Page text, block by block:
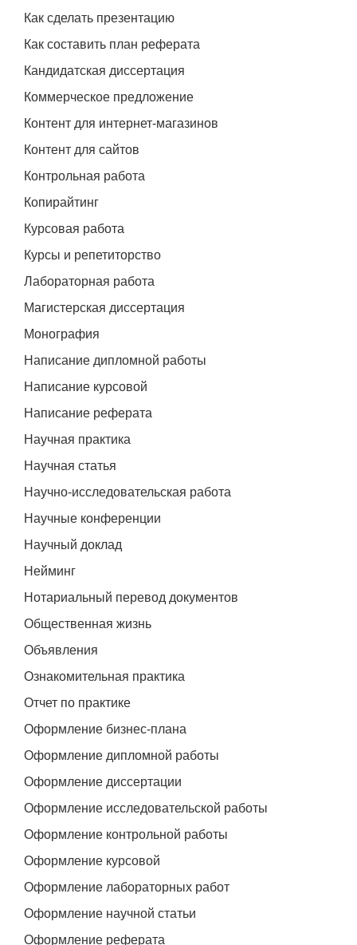
Как сделать презентацию
Как составить план реферата
Кандидатская диссертация
Коммерческое предложение
Контент для интернет-магазинов
Контент для сайтов
Контрольная работа
Копирайтинг
Курсовая работа
Курсы и репетиторство
Лабораторная работа
Магистерская диссертация
Монография
Написание дипломной работы
Написание курсовой
Написание реферата
Научная практика
Научная статья
Научно-исследовательская работа
Научные конференции
Научный доклад
Нейминг
Нотариальный перевод документов
Общественная жизнь
Объявления
Ознакомительная практика
Отчет по практике
Оформление бизнес-плана
Оформление дипломной работы
Оформление диссертации
Оформление исследовательской работы
Оформление контрольной работы
Оформление курсовой
Оформление лабораторных работ
Оформление научной статьи
Оформление реферата